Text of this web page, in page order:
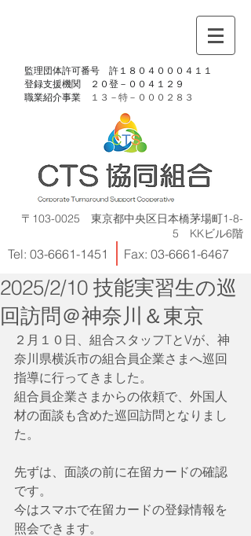
​監理団体許可番号 許１８０４０００４１１
​登録支援機関 ２０登－００４１２９
​職業紹介事業
１３－特－ ０００２８３
〒103-0025 東京都中央区日本橋茅場町1-8-
5 KKビル6階
Tel: 03-6661-1451 Fax: 03-6661-6467
2025/2/10 技能実習生の巡
回訪問＠神奈川＆東京
２月１０日、組合スタッフTとVが、神
奈川県横浜市の組合員企業さまへ巡回
指導に行ってきました。
組合員企業さまからの依頼で、外国人
材の面談も含めた巡回訪問となりまし
た。
先ずは、面談の前に在留カードの確認
です。
今はスマホで在留カードの登録情報を
照会できます。